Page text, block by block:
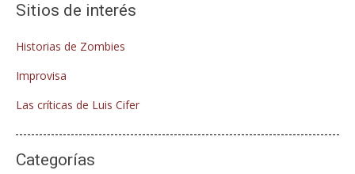
Sitios de interés
Historias de Zombies
Improvisa
Las críticas de Luis Cifer
Categorías